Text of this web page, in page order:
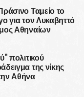
Ταμείο το
για τον Λυκαβηττό
Αθηναίων
πολιτικού
της νίκης
Αθήνα